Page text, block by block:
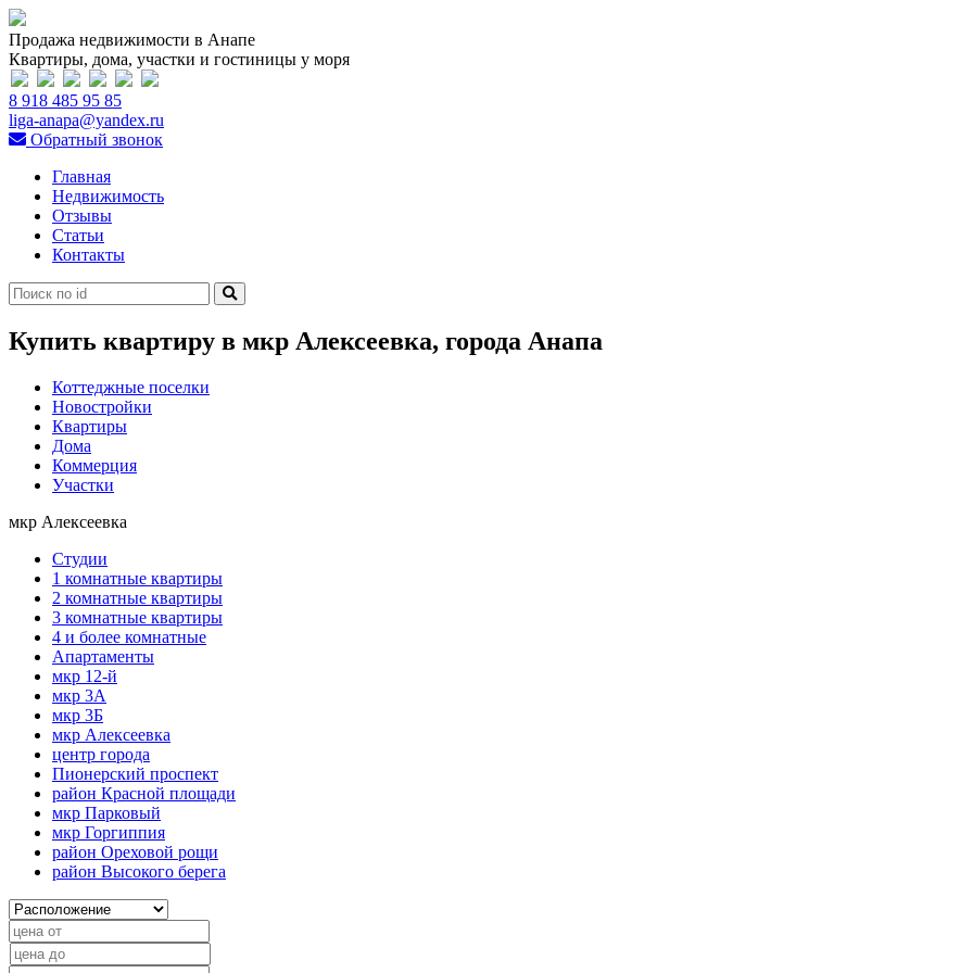
Продажа недвижимости в Анапе
Квартиры, дома, участки и гостиницы у моря
8 918 485 95 85
liga-anapa@yandex.ru
Обратный звонок
Главная
Недвижимость
Отзывы
Статьи
Контакты
Купить квартиру в мкр Алексеевка, города Анапа
Коттеджные поселки
Новостройки
Квартиры
Дома
Коммерция
Участки
мкр Алексеевка
Студии
1 комнатные квартиры
2 комнатные квартиры
3 комнатные квартиры
4 и более комнатные
Апартаменты
мкр 12-й
мкр 3А
мкр 3Б
мкр Алексеевка
центр города
Пионерский проспект
район Красной площади
мкр Парковый
мкр Горгиппия
район Ореховой рощи
район Высокого берега